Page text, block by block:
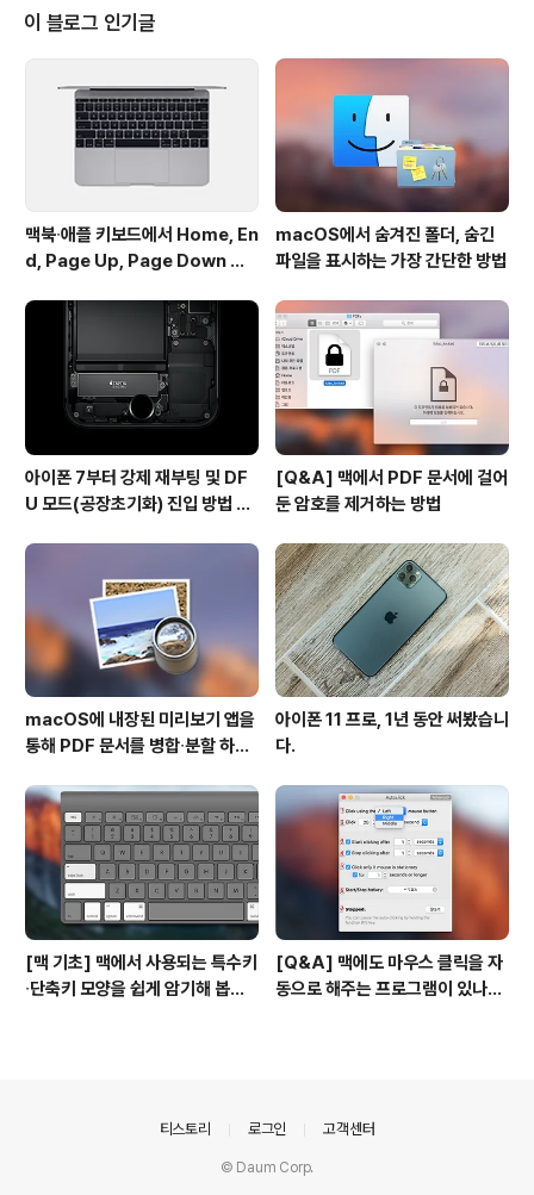
중의 하나인 월스트리트저널(이하 'WSJ')은 부품업체 정
보통을 인용해 애플이 레티나 디스플레이를 탑재한 아이패
드 미니 2세대 모델을 22일 이벤트에서 선보일 것이라고
확신했습니다. 또한, 차세대 아이패드는 현행 모델의 유리
커버 대신 두께가 얇은 필름을 이용해 전체적인 두께와 무
게가 감소될 것이라고 덧붙였습니다.오늘 나온 ..
이 블로그 인기글
맥북∙애플 키보드에서 Home, En
d, Page Up, Page Down 키
macOS에서 숨겨진 폴더, 숨긴
파일을 표시하는 가장 간단한 방법
아이폰 7부터 강제 재부팅 및 DF
U 모드(공장초기화) 진입 방법 변
[Q&A] 맥에서 PDF 문서에 걸어
둔 암호를 제거하는 방법
macOS에 내장된 미리보기 앱을
통해 PDF 문서를 병합∙분할 하는
아이폰 11 프로, 1년 동안 써봤습니
다.
[맥 기초] 맥에서 사용되는 특수키
∙단축키 모양을 쉽게 암기해 봅시
[Q&A] 맥에도 마우스 클릭을 자
동으로 해주는 프로그램이 있나
티스토리 로그인 고객센터
© Daum Corp.